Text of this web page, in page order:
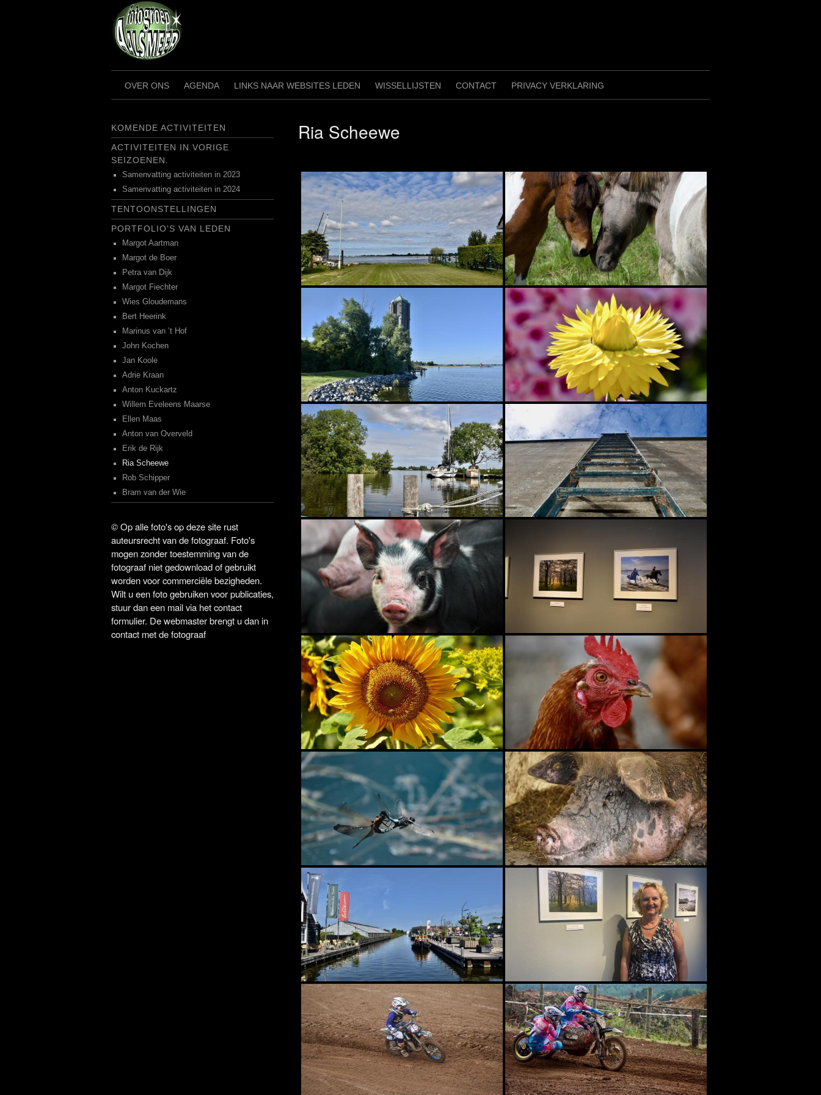
OVER ONS AGENDA LINKS NAAR WEBSITES LEDEN WISSELLIJSTEN CONTACT PRIVACY VERKLARING
Ria Scheewe
KOMENDE ACTIVITEITEN
ACTIVITEITEN IN VORIGE
SEIZOENEN.
Samenvatting activiteiten in 2023
Samenvatting activiteiten in 2024
TENTOONSTELLINGEN
PORTFOLIO’S VAN LEDEN
Margot Aartman
Margot de Boer
Petra van Dijk
Margot Fiechter
Wies Gloudemans
Bert Heerink
Marinus van ’t Hof
John Kochen
Jan Koole
Adrie Kraan
Anton Kuckartz
Willem Eveleens Maarse
Ellen Maas
Anton van Overveld
Erik de Rijk
Ria Scheewe
Rob Schipper
Bram van der Wie
©Op alle foto's op deze site rust
auteursrecht van de fotograaf. Foto's
mogen zonder toestemming van de
fotograaf niet gedownload of gebruikt
worden voor commerciële bezigheden.
Wilt u een foto gebruiken voor publicaties,
stuur dan een mail via het contact
formulier. De webmaster brengt u dan in
contact met de fotograaf